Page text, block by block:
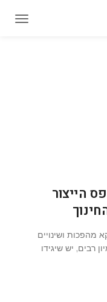
משבר פס הייצור
מהפכות ושינויים
רבים, יש שיגידו